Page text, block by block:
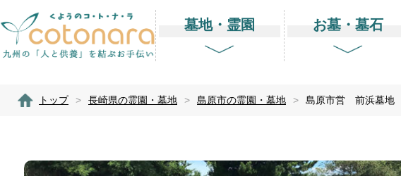
墓地・霊園 お墓・墓石
トップ > 長崎県の霊園・墓地 > 島原市の霊園・墓地 > 島原市営 前浜墓地